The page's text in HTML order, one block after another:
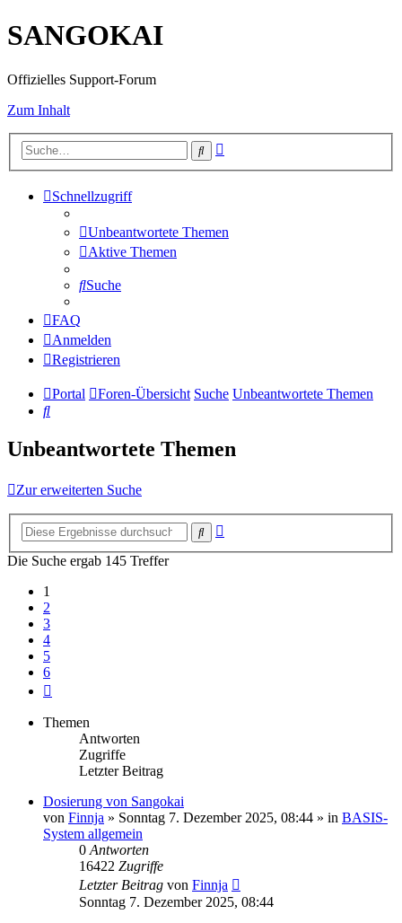
SANGOKAI
Offizielles Support-Forum
Zum Inhalt
Suche
Schnellzugriff
Unbeantwortete Themen
Aktive Themen
Suche
FAQ
Anmelden
Registrieren
Portal Foren-Übersicht Suche Unbeantwortete Themen
Suche
Unbeantwortete Themen
Zur erweiterten Suche
Suche
Die Suche ergab 145 Treffer
1
2
3
4
5
6
Themen
Antworten
Zugriffe
Letzter Beitrag
Dosierung von Sangokai
von Finnja » Sonntag 7. Dezember 2025, 08:44 » in BASIS-
System allgemein
0 Antworten
16422 Zugriffe
Letzter Beitrag von Finnja
Sonntag 7. Dezember 2025, 08:44